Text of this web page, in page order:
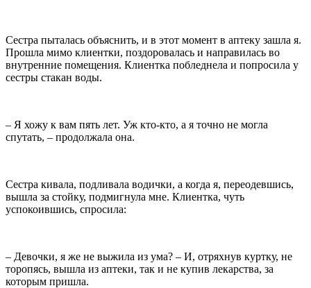
Сестра пыталась объяснить, и в этот момент в аптеку зашла я.
Прошла мимо клиентки, поздоровалась и направилась во
внутренние помещения. Клиентка побледнела и попросила у
сестры стакан воды.
– Я хожу к вам пять лет. Уж кто-кто, а я точно не могла
спутать, – продолжала она.
Сестра кивала, подливала водички, а когда я, переодевшись,
вышла за стойку, подмигнула мне. Клиентка, чуть
успокоившись, спросила:
– Девочки, я же не выжила из ума? – И, отряхнув куртку, не
торопясь, вышла из аптеки, так и не купив лекарства, за
которым пришла.